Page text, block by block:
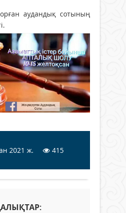
аудандық сотының
2021 ж.
415